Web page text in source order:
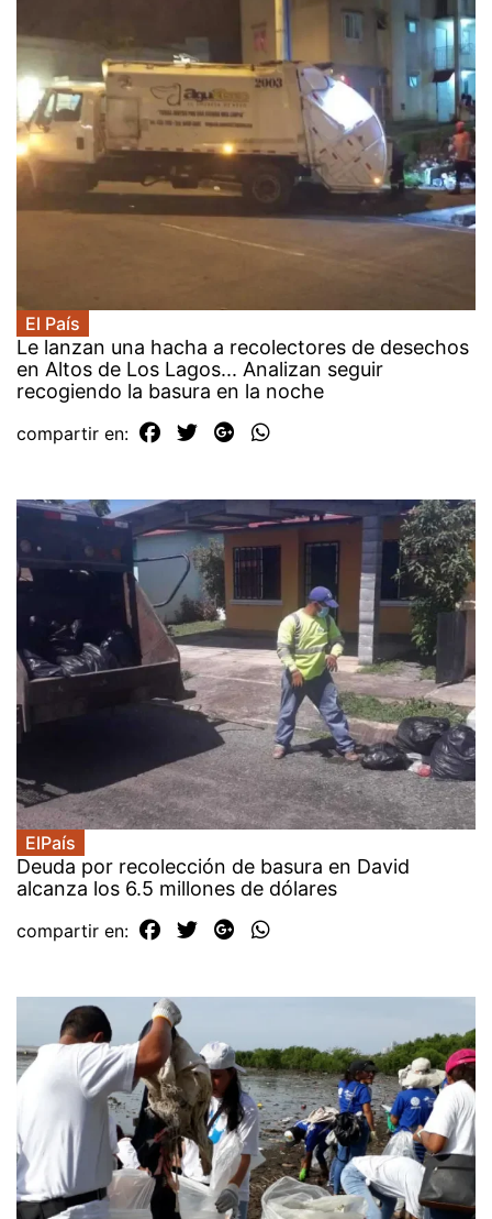
El País
Le lanzan una hacha a recolectores de desechos
en Altos de Los Lagos... Analizan seguir
recogiendo la basura en la noche
compartir en:
ElPaís
Deuda por recolección de basura en David
alcanza los 6.5 millones de dólares
compartir en: